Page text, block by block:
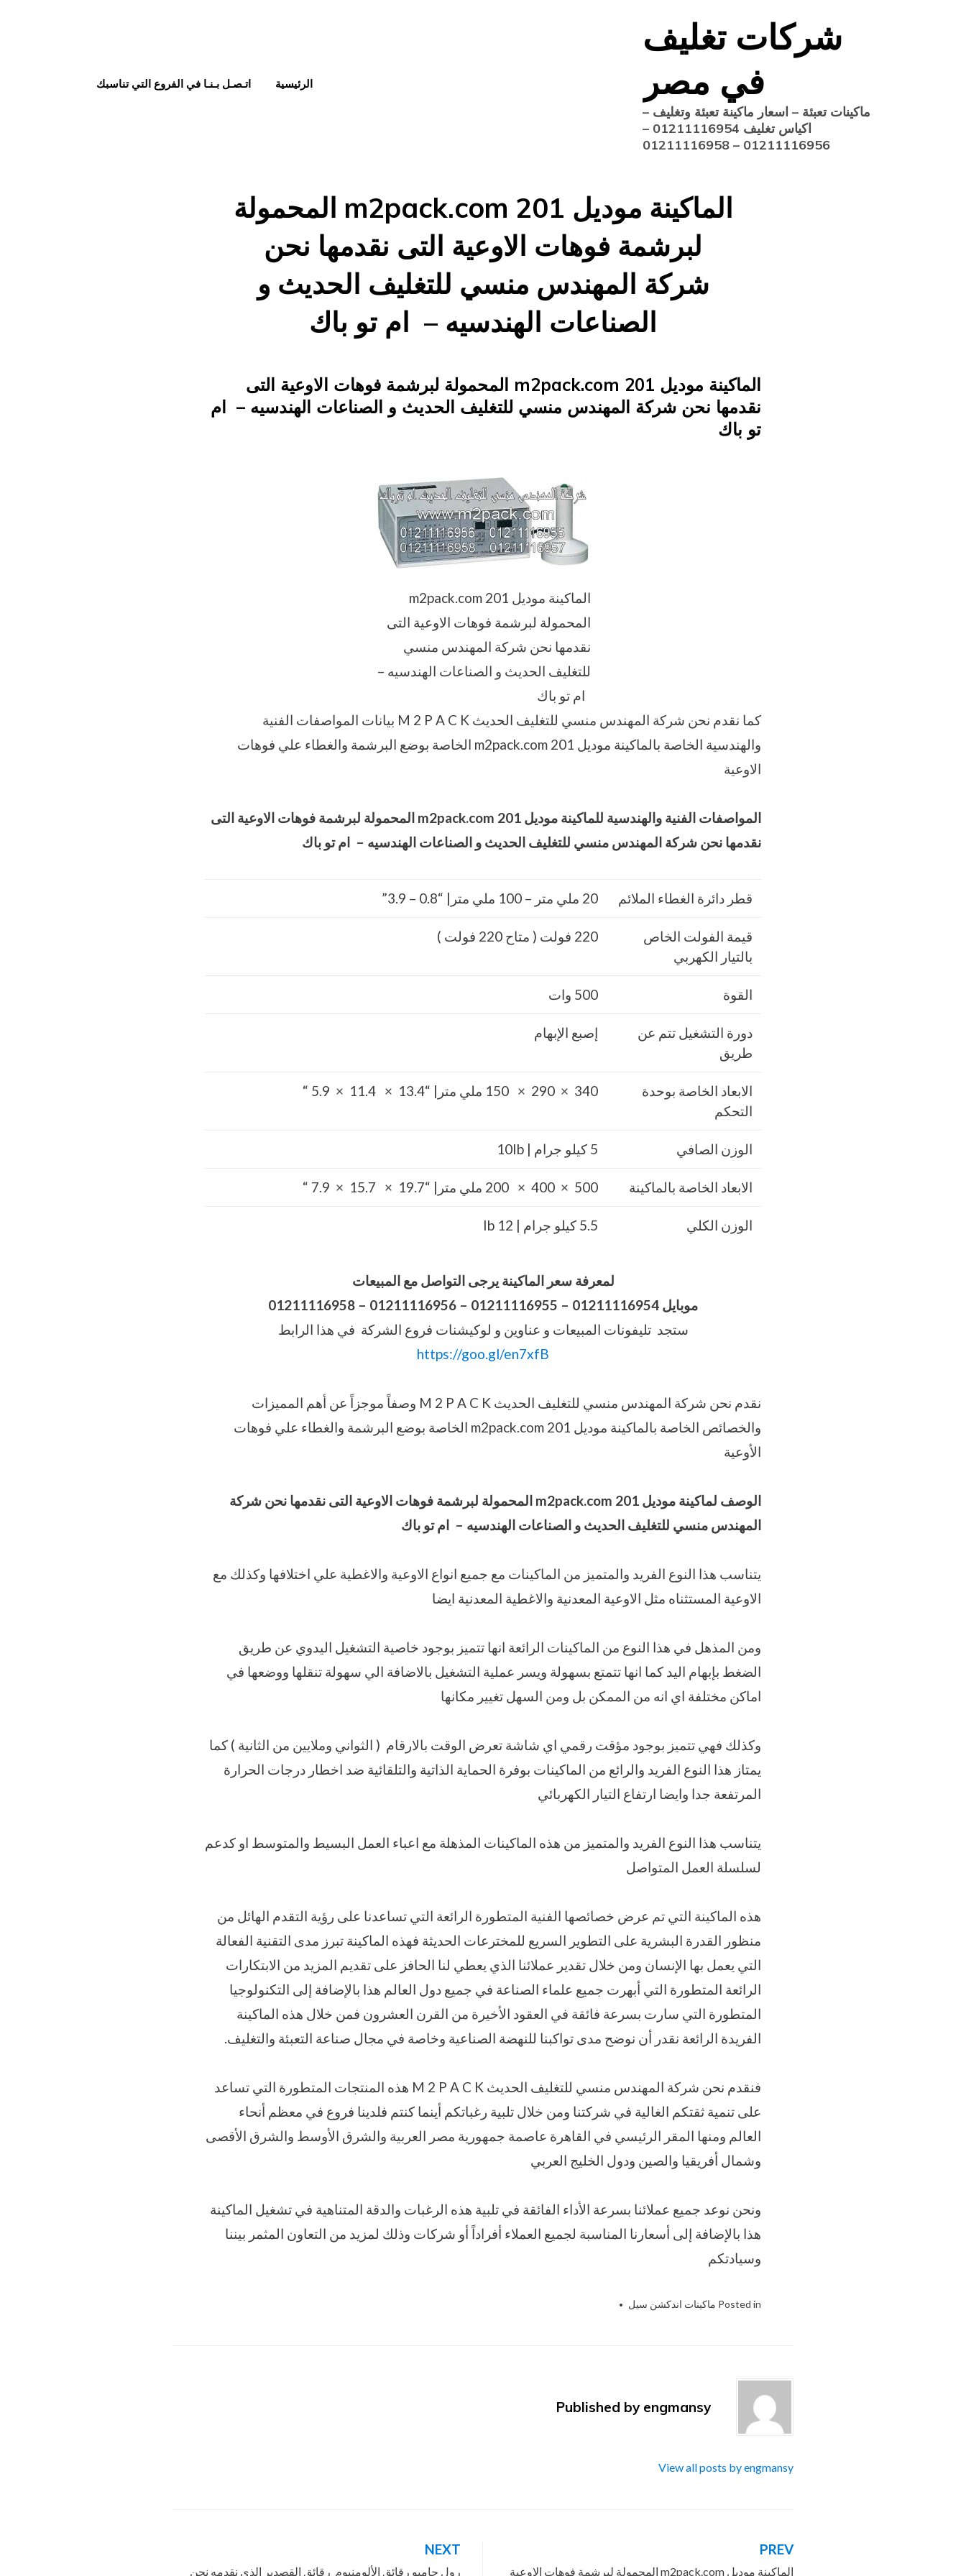
شركات تغليف
في مصر
ماكينات تعبئة – اسعار ماكينة تعبئة وتغليف –
اكياس تغليف 01211116954 –
01211116956 – 01211116958
الرئيسية اتـصـل بـنـا في الفروع التي تناسبك
الماكينة موديل m2pack.com 201 المحمولة
لبرشمة فوهات الاوعية التى نقدمها نحن
شركة المهندس منسي للتغليف الحديث و
الصناعات الهندسيه – ام تو باك
الماكينة موديل m2pack.com 201 المحمولة لبرشمة فوهات الاوعية التى
نقدمها نحن شركة المهندس منسي للتغليف الحديث و الصناعات الهندسيه – ام
تو باك
الماكينة موديل m2pack.com 201
المحمولة لبرشمة فوهات الاوعية التى
نقدمها نحن شركة المهندس منسي
للتغليف الحديث و الصناعات الهندسيه –
ام تو باك
كما نقدم نحن شركة المهندس منسي للتغليف الحديث M 2 P A C K بيانات المواصفات الفنية
والهندسية الخاصة بالماكينة موديل m2pack.com 201 الخاصة بوضع البرشمة والغطاء علي فوهات
الاوعية
المواصفات الفنية والهندسية للماكينة موديل m2pack.com 201 المحمولة لبرشمة فوهات الاوعية التى
نقدمها نحن شركة المهندس منسي للتغليف الحديث و الصناعات الهندسيه – ام تو باك
قطر دائرة الغطاء الملائم 20 ملي متر – 100 ملي متر| “0.8 – 3.9”
قيمة الفولت الخاص
بالتيار الكهربي
220 فولت ( متاح 220 فولت )
القوة 500 وات
دورة التشغيل تتم عن
طريق
إصبع الإبهام
الابعاد الخاصة بوحدة
التحكم
340 × 290 × 150 ملي متر| “13.4 × 11.4 × 5.9 “
الوزن الصافي 5 كيلو جرام | 10Ib
الابعاد الخاصة بالماكينة 500 × 400 × 200 ملي متر| “19.7 × 15.7 × 7.9 “
الوزن الكلي 5.5 كيلو جرام | 12 Ib
لمعرفة سعر الماكينة يرجى التواصل مع المبيعات
موبايل 01211116954 – 01211116955 – 01211116956
–
01211116958
ستجد تليفونات المبيعات و عناوين و لوكيشنات فروع الشركة في هذا الرابط
https://goo.gl/en7xfB
نقدم نحن شركة المهندس منسي للتغليف الحديث M 2 P A C K وصفاً موجزاً عن أهم المميزات
والخصائص الخاصة بالماكينة موديل 201 m2pack.com الخاصة بوضع البرشمة والغطاء علي فوهات
الأوعية
الوصف لماكينة موديل m2pack.com 201 المحمولة لبرشمة فوهات الاوعية التى نقدمها نحن شركة
المهندس منسي للتغليف الحديث و الصناعات الهندسيه – ام تو باك
يتناسب هذا النوع الفريد والمتميز من الماكينات مع جميع انواع الاوعية والاغطية علي اختلافها وكذلك مع
الاوعية المستثناه مثل الاوعية المعدنية والاغطية المعدنية ايضا
ومن المذهل في هذا النوع من الماكينات الرائعة انها تتميز بوجود خاصية التشغيل اليدوي عن طريق
الضغط بإبهام اليد كما انها تتمتع بسهولة ويسر عملية التشغيل بالاضافة الي سهولة تنقلها ووضعها في
اماكن مختلفة اي انه من الممكن بل ومن السهل تغيير مكانها
وكذلك فهي تتميز بوجود مؤقت رقمي اي شاشة تعرض الوقت بالارقام ( الثواني وملايين من الثانية ) كما
يمتاز هذا النوع الفريد والرائع من الماكينات بوفرة الحماية الذاتية والتلقائية ضد اخطار درجات الحرارة
المرتفعة جدا وايضا ارتفاع التيار الكهربائي
يتناسب هذا النوع الفريد والمتميز من هذه الماكينات المذهلة مع اعباء العمل البسيط والمتوسط او كدعم
لسلسلة العمل المتواصل
هذه الماكينة التي تم عرض خصائصها الفنية المتطورة الرائعة التي تساعدنا على رؤية التقدم الهائل من
منظور القدرة البشرية على التطوير السريع للمخترعات الحديثة فهذه الماكينة تبرز مدى التقنية الفعالة
التي يعمل بها الإنسان ومن خلال تقدير عملائنا الذي يعطي لنا الحافز على تقديم المزيد من الابتكارات
الرائعة المتطورة التي أبهرت جميع علماء الصناعة في جميع دول العالم هذا بالإضافة إلى التكنولوجيا
المتطورة التي سارت بسرعة فائقة في العقود الأخيرة من القرن العشرون فمن خلال هذه الماكينة
الفريدة الرائعة نقدر أن نوضح مدى تواكبنا للنهضة الصناعية وخاصة في مجال صناعة التعبئة والتغليف.
فنقدم نحن شركة المهندس منسي للتغليف الحديث M 2 P A C K هذه المنتجات المتطورة التي تساعد
على تنمية ثقتكم الغالية في شركتنا ومن خلال تلبية رغباتكم أينما كنتم فلدينا فروع في معظم أنحاء
العالم ومنها المقر الرئيسي في القاهرة عاصمة جمهورية مصر العربية والشرق الأوسط والشرق الأقصى
وشمال أفريقيا والصين ودول الخليج العربي
ونحن نوعد جميع عملائنا بسرعة الأداء الفائقة في تلبية هذه الرغبات والدقة المتناهية في تشغيل الماكينة
هذا بالإضافة إلى أسعارنا المناسبة لجميع العملاء أفراداً أو شركات وذلك لمزيد من التعاون المثمر بيننا
وسيادتكم
Posted in ماكينات اندكشن سيل
Published by engmansy
View all posts by engmansy
تصفّح
PREV
الماكينة موديل m2pack.com المحمولة لبرشمة فوهات الاوعية
NEXT
رول جامبو رقائق الألومنيوم رقائق القصدير الذي نقدمه نحن